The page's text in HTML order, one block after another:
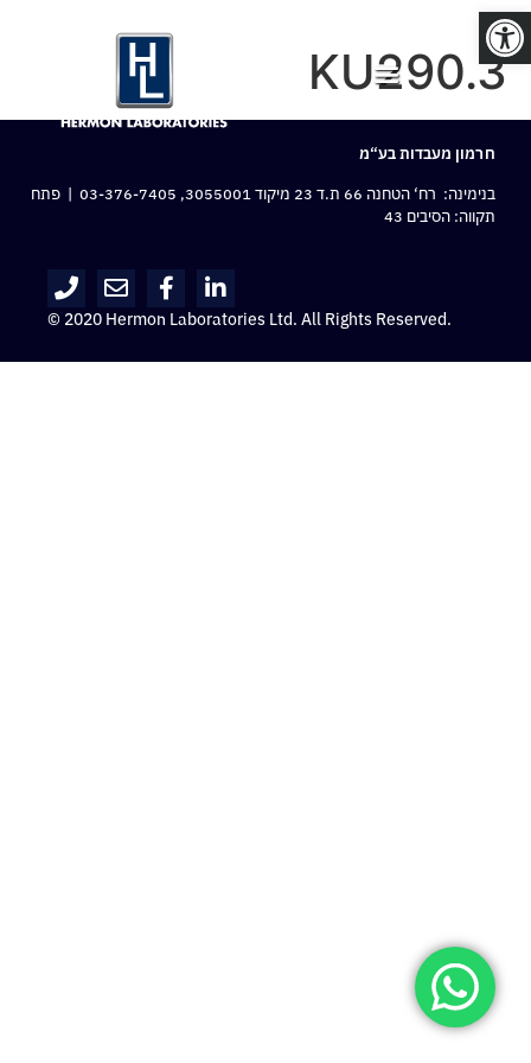
פתח סרגל נגישות
KU290.3
חרמון מעבדות בע“מ
בנימינה: רח‘ הטחנה 66 ת.ד 23 מיקוד 3055001,
03-376-7405 | פתח
תקווה: הסיבים 43
© 2020 Hermon Laboratories Ltd. All Rights Reserved.